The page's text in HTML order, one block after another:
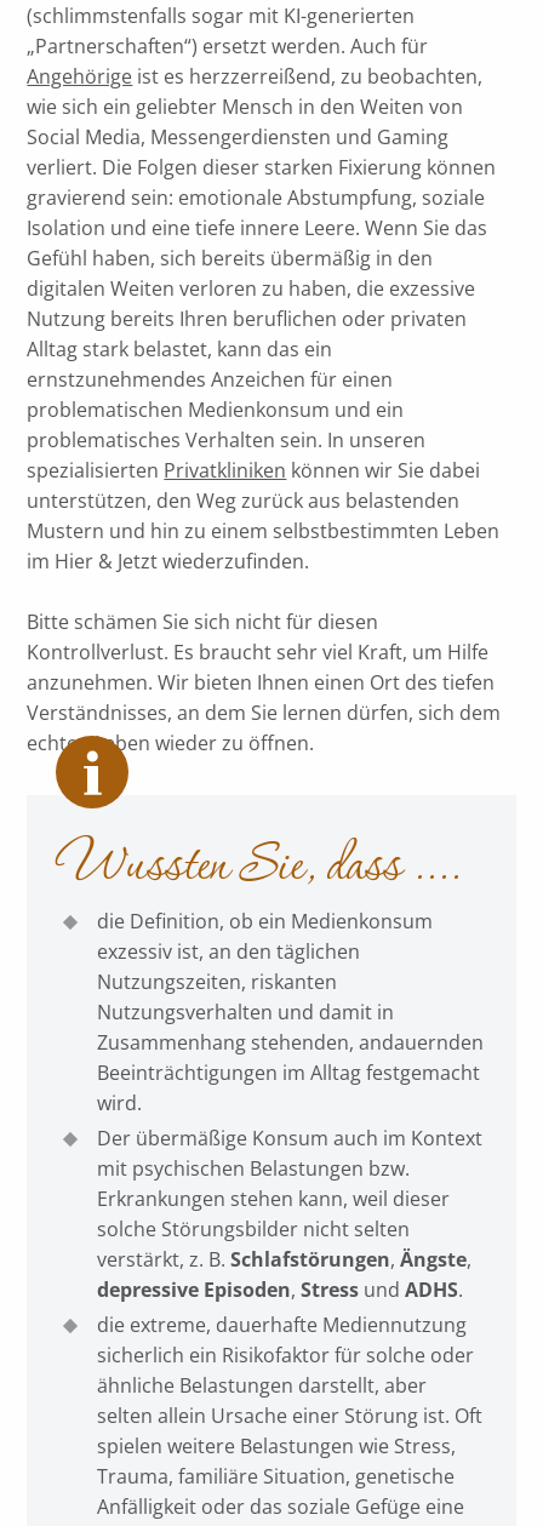
(schlimmstenfalls sogar mit KI-generierten
„Partnerschaften“) ersetzt werden. Auch für
Angehörige ist es herzzerreißend, zu beobachten,
wie sich ein geliebter Mensch in den Weiten von
Social Media, Messengerdiensten und Gaming
verliert. Die Folgen dieser starken Fixierung können
gravierend sein: emotionale Abstumpfung, soziale
Isolation und eine tiefe innere Leere. Wenn Sie das
Gefühl haben, sich bereits übermäßig in den
digitalen Weiten verloren zu haben, die exzessive
Nutzung bereits Ihren beruflichen oder privaten
Alltag stark belastet, kann das ein
ernstzunehmendes Anzeichen für einen
problematischen Medienkonsum und ein
problematisches Verhalten sein. In unseren
spezialisierten Privatkliniken können wir Sie dabei
unterstützen, den Weg zurück aus belastenden
Mustern und hin zu einem selbstbestimmten Leben
im Hier & Jetzt wiederzufinden.
Bitte schämen Sie sich nicht für diesen
Kontrollverlust. Es braucht sehr viel Kraft, um Hilfe
anzunehmen. Wir bieten Ihnen einen Ort des tiefen
Verständnisses, an dem Sie lernen dürfen, sich dem
echten Leben wieder zu öffnen.
Wussten Sie, dass ....
die Definition, ob ein Medienkonsum
exzessiv ist, an den täglichen
Nutzungszeiten, riskanten
Nutzungsverhalten und damit in
Zusammenhang stehenden, andauernden
Beeinträchtigungen im Alltag festgemacht
wird.
Der übermäßige Konsum auch im Kontext
mit psychischen Belastungen bzw.
Erkrankungen stehen kann, weil dieser
solche Störungsbilder nicht selten
verstärkt, z. B.Schlafstörungen,Ängste,
depressive Episoden,Stress undADHS.
die extreme, dauerhafte Mediennutzung
sicherlich ein Risikofaktor für solche oder
ähnliche Belastungen darstellt, aber
selten allein Ursache einer Störung ist. Oft
spielen weitere Belastungen wie Stress,
Trauma, familiäre Situation, genetische
Anfälligkeit oder das soziale Gefüge eine